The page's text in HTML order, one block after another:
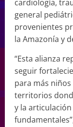
cardiología,
general
provenientes
la Amazonía y
“Esta alianza
seguir
para más
territorios
y la